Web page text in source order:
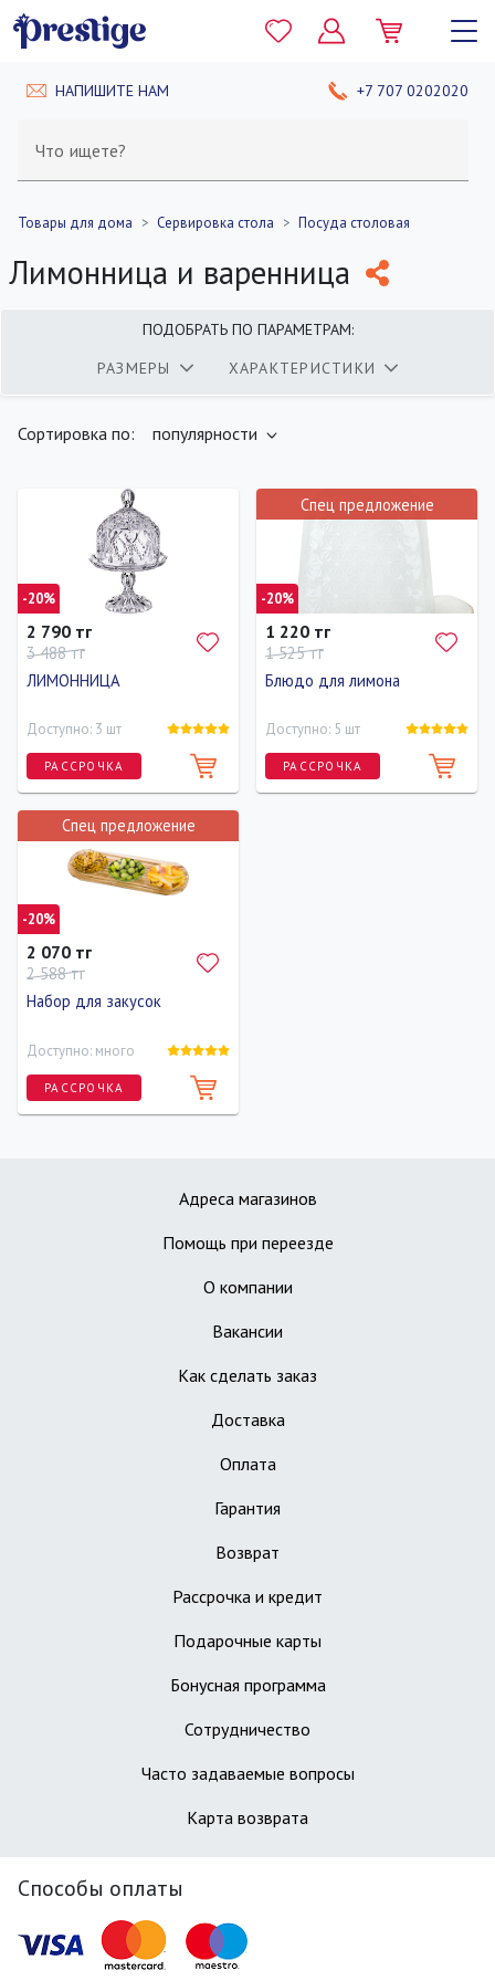
НАПИШИТЕ НАМ +7 707 0202020
Что ищете?
Товары для дома Сервировка стола Посуда столовая
Лимонница и варенница
ПОДОБРАТЬ ПО ПАРАМЕТРАМ:
РАЗМЕРЫ
ХАРАКТЕРИСТИКИ
Сортировка по: популярности
-20%
2 790 тг
3 488 тг
ЛИМОННИЦА
Доступно: 3 шт
РАССРОЧКА
Высота
17 см
Диаметр
11 см
-20%
1 220 тг
1 525 тг
Блюдо для лимона
Доступно: 5 шт
РАССРОЧКА
Спец предложение
-20%
2 070 тг
2 588 тг
Набор для закусок
Доступно: много
РАССРОЧКА
Спец предложение
Адреса магазинов
Помощь при переезде
О компании
Вакансии
Как сделать заказ
Доставка
Оплата
Гарантия
Возврат
Рассрочка и кредит
Подарочные карты
Бонусная программа
Сотрудничество
Часто задаваемые вопросы
Карта возврата
Способы оплаты